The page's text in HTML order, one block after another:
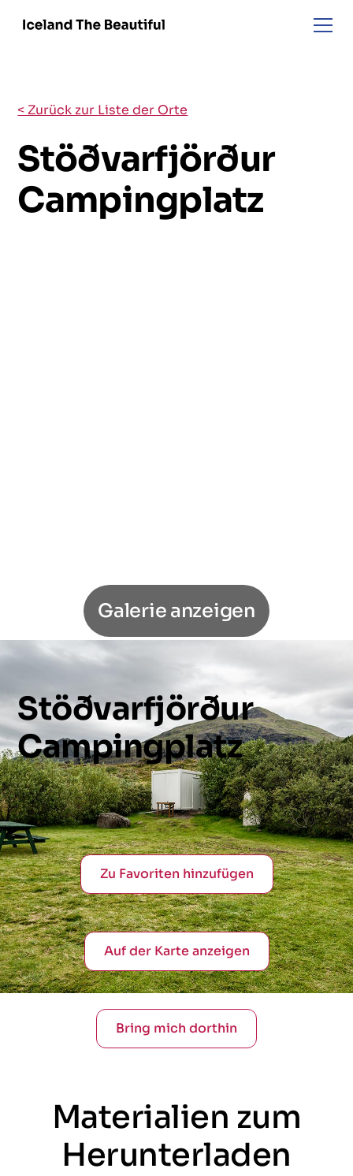
< Zurück zur Liste der Orte
Stöðvarfjörður
Campingplatz
Galerie anzeigen
Stöðvarfjörður
Campingplatz
Zu Favoriten hinzufügen
Auf der Karte anzeigen
Bring mich dorthin
Materialien zum
Herunterladen